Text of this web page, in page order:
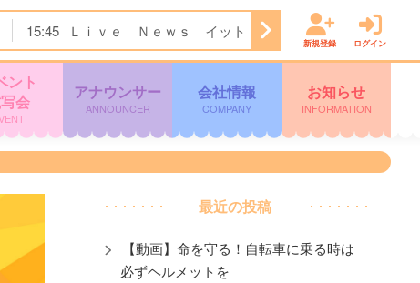
15:45 Ｌｉｖｅ Ｎｅｗｓ イット！第１部 18:09 ＫＴＳ
新規登録 ログイン
ント
会
アナウンサー
ANNOUNCER
会社情報
COMPANY
お知らせ
INFORMATION
最近の投稿
【動画】命を守る！自転車に乗る時は
必ずヘルメットを